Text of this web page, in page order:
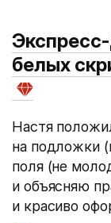
белых
Настя
на подложки
поля (не
и объясняю
и красиво